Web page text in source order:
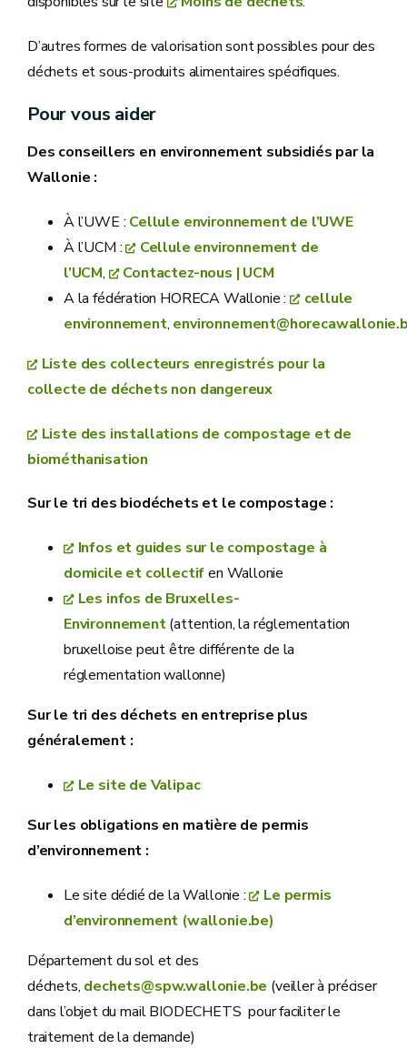
D’autres formes de valorisation sont possibles pour des
déchets et sous-produits alimentaires spécifiques.
Pour vous aider
Des conseillers en environnement subsidiés par la
Wallonie :
À l’UWE : Cellule environnement de l’UWE
À l’UCM :
Cellule environnement de
l’UCM,
Contactez-nous | UCM
A la fédération HORECA Wallonie :
cellule
environnement,
Liste des collecteurs enregistrés pour la
collecte de déchets non dangereux
Liste des installations de compostage et de
biométhanisation
Sur le tri des biodéchets et le compostage :
Infos et guides sur le compostage à
domicile et collectifen Wallonie
Les infos de Bruxelles-
Environnement(attention, la réglementation
bruxelloise peut être différente de la
réglementation wallonne)
Sur le tri des déchets en entreprise plus
généralement :
Le site de Valipac
Sur les obligations en matière de permis
d’environnement :
Le site dédié de la Wallonie :
Le permis
d’environnement (wallonie.be)
Département du sol et des
déchets, dechets@spw.wallonie.be (veiller à préciser
dans l’objet du mail BIODECHETS pour faciliter le
traitement de la demande)